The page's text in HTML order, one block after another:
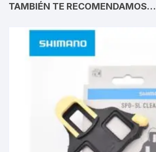
TAMBIÉN TE RECOMENDAMOS…